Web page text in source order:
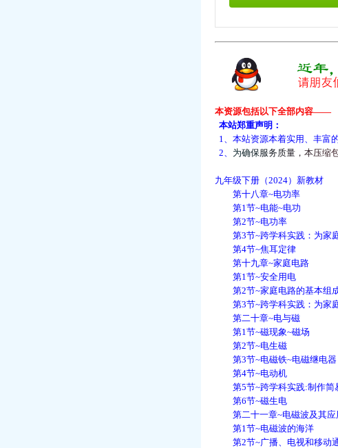
本资源包括以下全部内容——
本站郑重声明：
1、本站资源本着实用、丰富
2、 为确保服务质量 ， 本压缩
九年级下册（2024）新教材
第十八章~电功率
第1节~电能~电功
第2节~电功率
第3节~跨学科实践：为家
第4节~焦耳定律
第十九章~家庭电路
第1节~安全用电
第2节~家庭电路的基本组
第3节~跨学科实践：为家
第二十章~电与磁
第1节~磁现象~磁场
第2节~电生磁
第3节~电磁铁~电磁继电器
第4节~电动机
第5节~跨学科实践:制作简
第6节~磁生电
第二十一章~电磁波及其应
第1节~电磁波的海洋
第2节~广播、电视和移动